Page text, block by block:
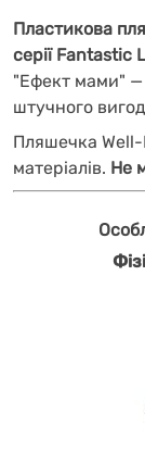
Пластикова
серії Fantastic
"Ефект мами" —
штучного
Пляшечка
матеріалів. Не